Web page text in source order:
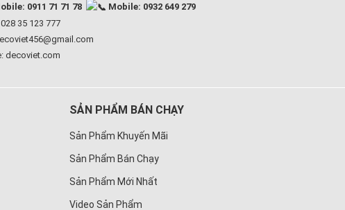
0911 71 71 78
Mobile: 0932 649 279
35 123 777
decoviet.com
SẢN PHẨM BÁN CHẠY
Sản Phẩm Khuyến Mãi
Sản Phẩm Bán Chạy
Sản Phẩm Mới Nhất
Video Sản Phẩm